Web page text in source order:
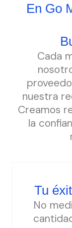
En Go
Cada
nuestra
Creamos
la
Tu
No